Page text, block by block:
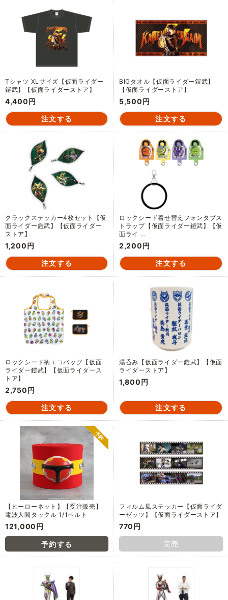
Tシャツ XLサイズ【仮面ライダー
鎧武】【仮面ライダーストア】
4,400円
BIGタオル【仮面ライダー鎧武】
【仮面ライダーストア】
5,500円
クラックステッカー4枚セット【仮
面ライダー鎧武】【仮面ライダー
ストア】
1,200円
ロックシード着せ替えフォンタブス
トラップ【仮面ライダー鎧武】【仮
面ライ …
2,200円
ロックシード柄エコバッグ【仮面
ライダー鎧武】【仮面ライダース
トア】
2,750円
湯呑み【仮面ライダー鎧武】【仮面
ライダーストア】
1,800円
【ヒーローネット】【受注販売】
電波人間タックル 1/1ベルト
121,000円
フィルム風ステッカー【仮面ライダ
ーゼッツ】【仮面ライダーストア】
770円
完売